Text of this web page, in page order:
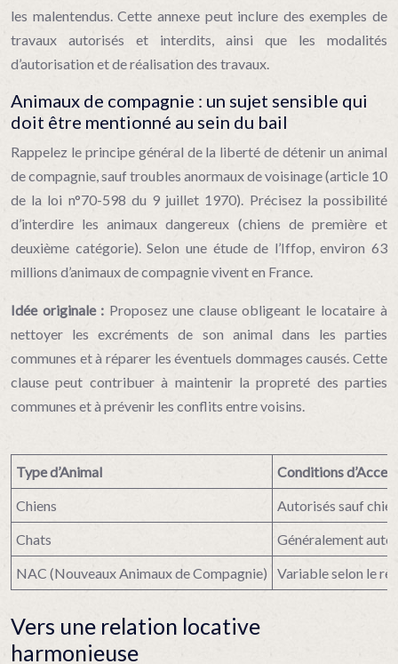
les malentendus. Cette annexe peut inclure des exemples de
travaux autorisés et interdits, ainsi que les modalités
d’autorisation et de réalisation des travaux.
Animaux de compagnie : un sujet sensible qui
doit être mentionné au sein du bail
Rappelez le principe général de la liberté de détenir un animal
de compagnie, sauf troubles anormaux de voisinage (article 10
de la loi n°70-598 du 9 juillet 1970). Précisez la possibilité
d’interdire les animaux dangereux (chiens de première et
deuxième catégorie). Selon une étude de l’Iffop, environ 63
millions d’animaux de compagnie vivent en France.
Idée originale : Proposez une clause obligeant le locataire à
nettoyer les excréments de son animal dans les parties
communes et à réparer les éventuels dommages causés. Cette
clause peut contribuer à maintenir la propreté des parties
communes et à prévenir les conflits entre voisins.
Type d’Animal
Conditions
Chiens
Autorisés sauf
Chats
Généralement
NAC (Nouveaux Animaux de Compagnie)
Variable selon le
Vers une relation locative
harmonieuse